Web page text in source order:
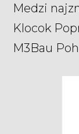
Medzi
Klocok
M3Bau